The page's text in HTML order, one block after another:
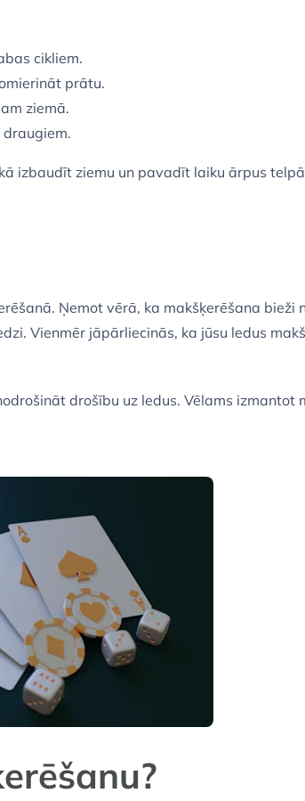
cikliem.
prātu.
ziemā.
izbaudīt ziemu un pavadīt laiku ārpus
Ņemot vērā, ka makšķerēšana bieži
Vienmēr jāpārliecinās, ka jūsu ledus
drošību uz ledus. Vēlams izmantot